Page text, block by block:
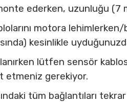
ederken, uzunluğu (7
motora
kesinlikle
lütfen sensör
etmeniz gerekiyor.
tüm bağlantıları